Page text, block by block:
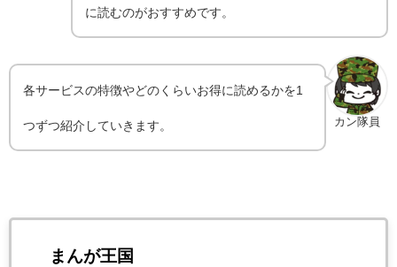
に読むのがおすすめです。
カン隊員
各サービスの特徴やどのくらいお得に読めるかを1
つずつ紹介していきます。
まんが王国